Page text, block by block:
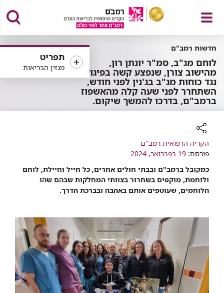
פתח
תפריט
תפריט
מגזין הבריאות
חדשות רמב"ם
לוחם מג"ב, סמ"ר יונתן רון,
מהישוב צורן, שנפצע קשה בפיגוע
נגד כוחות מג"ב בג'נין לפני חודש,
השתחרר לפני שעה קלה מהאשפוז
ברמב"ם, בדרכו להמשך שיקום.
רכיב
שיתוף
הקריה הרפואית רמב"ם
פורסם: 19 בפברואר, 2024
כמקובל ברמב"ם ובבתי חולים אחרים, כל חייל וחיילת, לוחם
ולוחמת, מוקפים בשחרור בצוותי המחלקות שבהם שהו
הלוחמים, שעוטפים אותם באהבה ובברכת הדרך.